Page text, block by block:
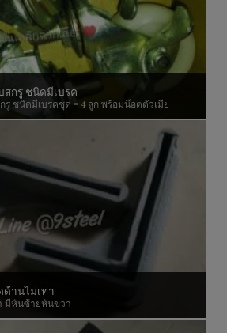
สกรู ชนิดมีเบรค
รู ชนิดมีเบรคชุด = 4 ลูก พร้อมน๊อตตัวเมีย
านไม่เท่า
มีหันซ้ายหันขวา